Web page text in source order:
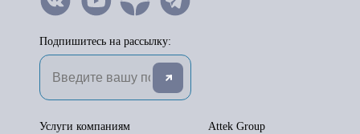
Подпишитесь на рассылку:
Attek Group
Услуги компаниям